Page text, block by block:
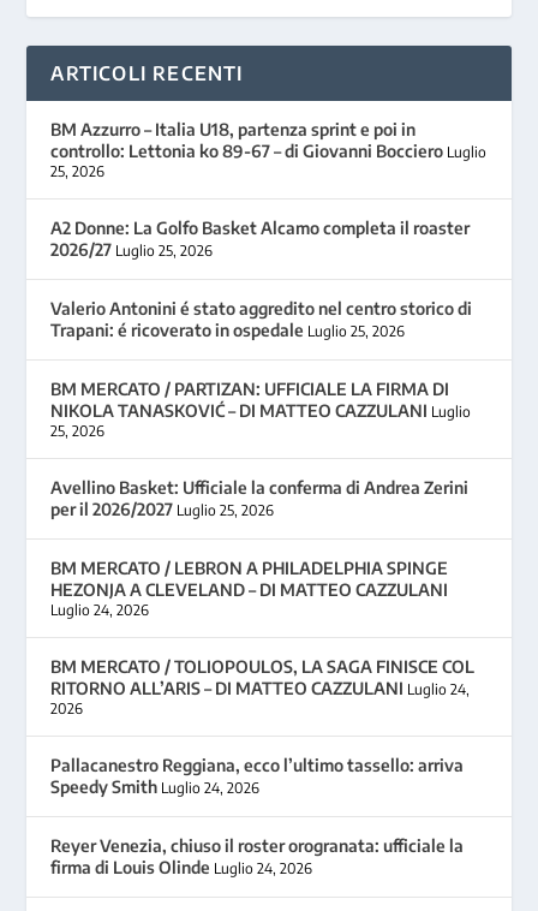
ARTICOLI RECENTI
BM Azzurro – Italia U18, partenza sprint e poi in
controllo: Lettonia ko 89-67 – di Giovanni Bocciero Luglio
25, 2026
A2 Donne: La Golfo Basket Alcamo completa il roaster
2026/27 Luglio 25, 2026
Valerio Antonini é stato aggredito nel centro storico di
Trapani: é ricoverato in ospedale Luglio 25, 2026
BM MERCATO / PARTIZAN: UFFICIALE LA FIRMA DI
NIKOLA TANASKOVIĆ – DI MATTEO CAZZULANI Luglio
25, 2026
Avellino Basket: Ufficiale la conferma di Andrea Zerini
per il 2026/2027 Luglio 25, 2026
BM MERCATO / LEBRON A PHILADELPHIA SPINGE
HEZONJA A CLEVELAND – DI MATTEO CAZZULANI
Luglio 24, 2026
BM MERCATO / TOLIOPOULOS, LA SAGA FINISCE COL
RITORNO ALL’ARIS – DI MATTEO CAZZULANI Luglio 24,
2026
Pallacanestro Reggiana, ecco l’ultimo tassello: arriva
Speedy Smith Luglio 24, 2026
Reyer Venezia, chiuso il roster orogranata: ufficiale la
firma di Louis Olinde Luglio 24, 2026